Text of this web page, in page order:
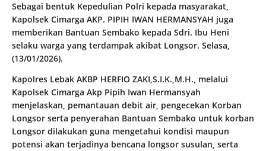
Sebagai bentuk Kepedulian Polri kepada masyarakat,
Kapolsek Cimarga AKP. PIPIH IWAN HERMANSYAH juga
memberikan Bantuan Sembako kepada Sdri. Ibu Heni
selaku warga yang terdampak akibat Longsor. Selasa,
(13/01/2026).
Kapolres Lebak AKBP HERFIO ZAKI,S.I.K.,M.H., melalui
Kapolsek Cimarga Akp Pipih Iwan Hermansyah
menjelaskan, pemantauan debit air, pengecekan Korban
Longsor serta penyerahan Bantuan Sembako untuk korban
Longsor dilakukan guna mengetahui kondisi maupun
potensi akan terjadinya bencana longsor susulan, serta